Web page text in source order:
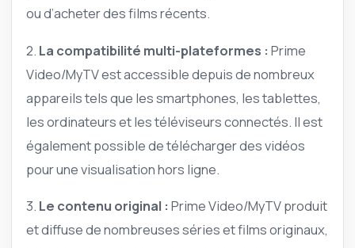
ou d’acheter des films récents.
2. La compatibilité multi-plateformes : Prime
Video/MyTV est accessible depuis de nombreux
appareils tels que les smartphones, les tablettes,
les ordinateurs et les téléviseurs connectés. Il est
également possible de télécharger des vidéos
pour une visualisation hors ligne.
3. Le contenu original : Prime Video/MyTV produit
et diffuse de nombreuses séries et films originaux,